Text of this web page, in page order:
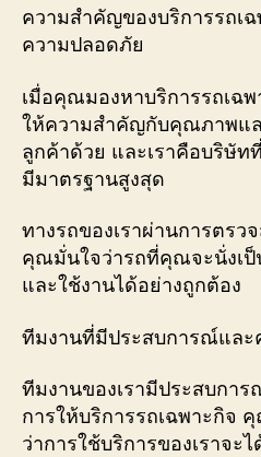
ความสำคัญของบริการรถ
ความปลอดภัย
เมื่อคุณมองหาบริการรถเฉ
ให้ความสำคัญกับคุณภาพแ
ลูกค้าด้วย และเราคือบริษัท
มีมาตรฐานสูงสุด
ทางรถของเราผ่านการตรว
คุณมั่นใจว่ารถที่คุณจะนั่งเ
และใช้งานได้อย่างถูกต้อง
ทีมงานที่มีประสบการณ์และ
ทีมงานของเรามีประสบกา
การให้บริการรถเฉพาะกิจ
ว่าการใช้บริการของเราจะ